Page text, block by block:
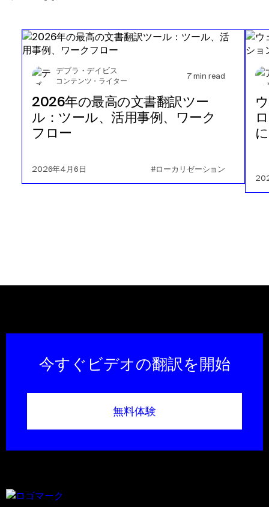
デブラ・デイビス
コンテンツ・ライター
7 min read
2026年の最高の文書翻訳ツー
ル：ツール、活用事例、ワーク
フロー
2026年4月6日 #ローカリゼーション
今すぐビデオの翻訳を開始
無料体験